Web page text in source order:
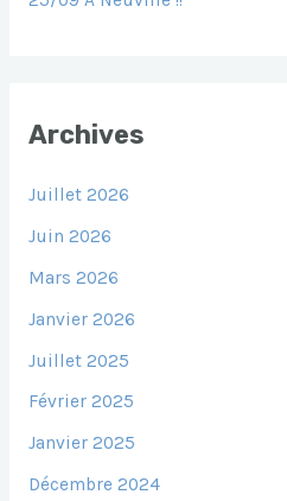
Archives
Juillet 2026
Juin 2026
Mars 2026
Janvier 2026
Juillet 2025
Février 2025
Janvier 2025
Décembre 2024